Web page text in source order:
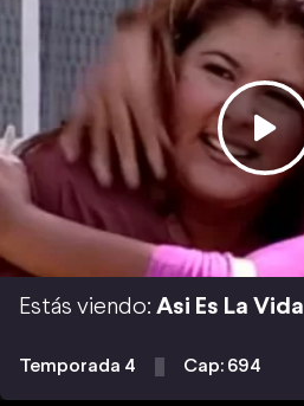
Estás viendo: Asi Es La Vida
Temporada 4 Cap: 694